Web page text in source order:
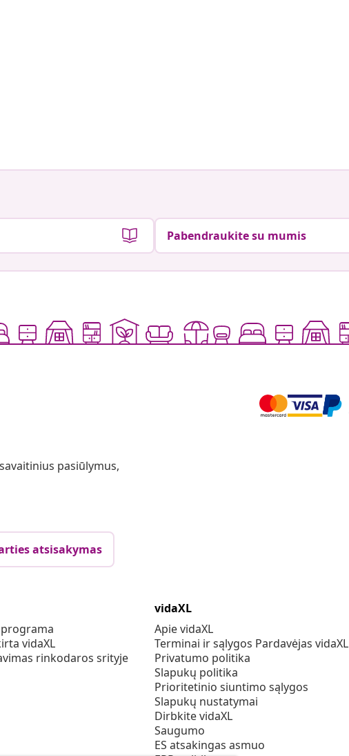
Pabendraukite su mumis
pasiūlymus,
atsisakymas
vidaXL
rinkodaros srityje
vidaXL
Apie vidaXL
Terminai ir sąlygos Pardavėjas vidaXL
Privatumo politika
Slapukų politika
Prioritetinio siuntimo sąlygos
Slapukų nustatymai
Dirbkite vidaXL
Saugumo
ES atsakingas asmuo